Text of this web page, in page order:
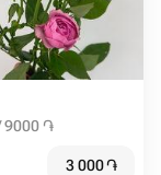
9000 ֏
3 000֏